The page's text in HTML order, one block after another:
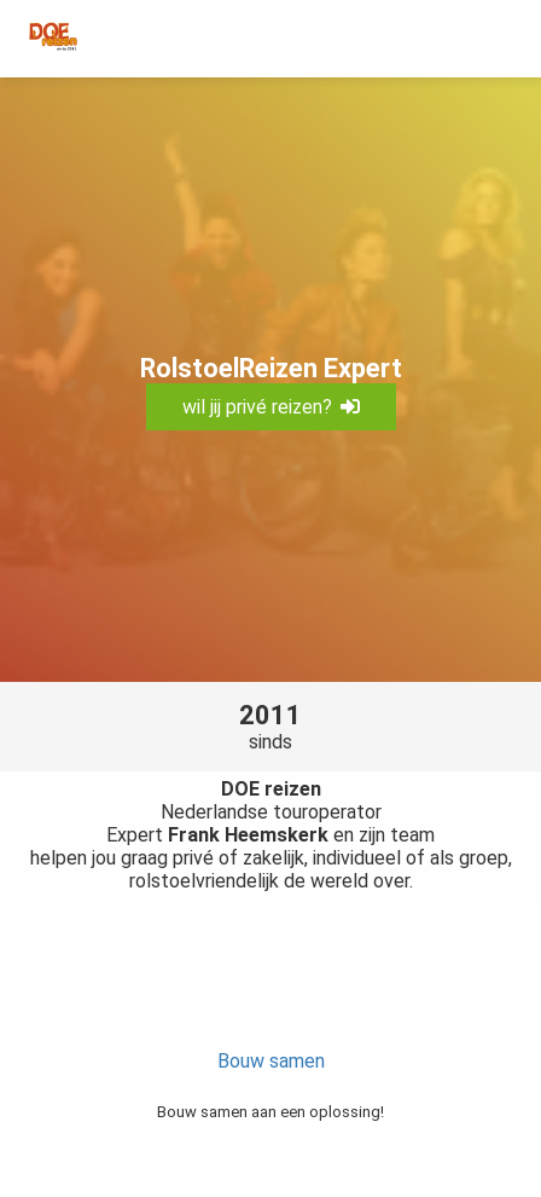
RolstoelReizen Expert
wil jij privé reizen?
2011
sinds
DOE reizen
Nederlandse touroperator
Expert Frank Heemskerk en zijn team
helpen jou graag privé of zakelijk, individueel of als groep,
rolstoelvriendelijk de wereld over.
Bouw samen
Bouw samen aan een oplossing!